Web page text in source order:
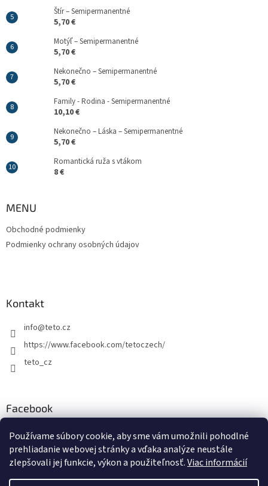
Používame súbory cookie, aby sme vám umožnili pohodlné
prehliadanie webovej stránky a vďaka analýze neustále
zlepšovali jej funkcie, výkon a použiteľnosť.Viac informácií
Štír – Semipermanentné
5,70 €
Motýľ – Semipermanentné
5,70 €
Nekonečno – Semipermanentné
5,70 €
Family - Rodina - Semipermanentné
10,10 €
Nekonečno – Láska – Semipermanentné
5,70 €
Romantická ruža s vtákom
8 €
MENU
Obchodné podmienky
Podmienky ochrany osobných údajov
Kontakt
info@teto.cz
https://www.facebook.com/tetoczech/
teto_cz
Facebook
Vytvoril Shoptet